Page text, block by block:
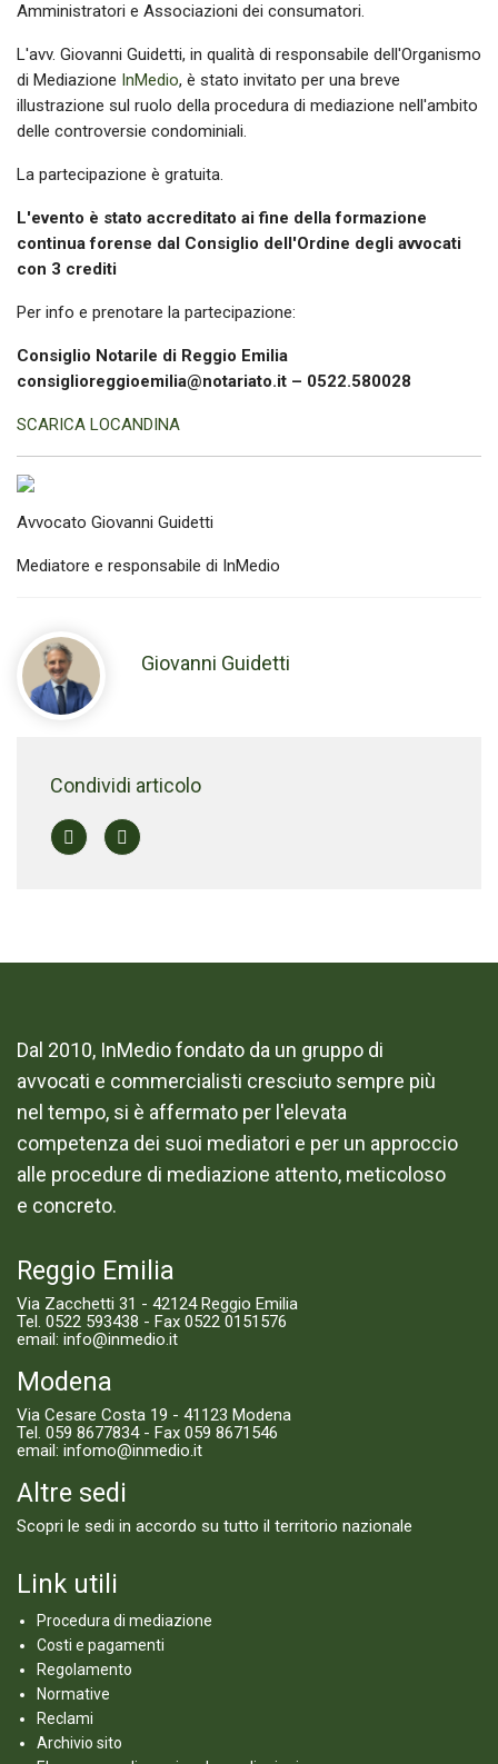
Amministratori e Associazioni dei consumatori.
L'avv. Giovanni Guidetti, in qualità di responsabile dell'Organismo
di Mediazione InMedio, è stato invitato per una breve
illustrazione sul ruolo della procedura di mediazione nell'ambito
delle controversie condominiali.
La partecipazione è gratuita.
L'evento è stato accreditato ai fine della formazione
continua forense dal Consiglio dell'Ordine degli avvocati
con 3 crediti
Per info e prenotare la partecipazione:
Consiglio Notarile di Reggio Emilia
consiglioreggioemilia@notariato.it – 0522.580028
SCARICA LOCANDINA
Avvocato Giovanni Guidetti
Mediatore e responsabile di InMedio
Giovanni Guidetti
Condividi articolo
Dal 2010, InMedio fondato da un gruppo di
avvocati e commercialisti cresciuto sempre più
nel tempo, si è affermato per l'elevata
competenza dei suoi mediatori e per un approccio
alle procedure di mediazione attento, meticoloso
e concreto.
Reggio Emilia
Via Zacchetti 31 - 42124 Reggio Emilia
Tel. 0522 593438 - Fax 0522 0151576
email: info@inmedio.it
Modena
Via Cesare Costa 19 - 41123 Modena
Tel. 059 8677834- Fax 059 8671546
email: infomo@inmedio.it
Altre sedi
Scopri le sedi in accordo su tutto il territorio nazionale
Link utili
Procedura di mediazione
Costi e pagamenti
Regolamento
Normative
Reclami
Archivio sito